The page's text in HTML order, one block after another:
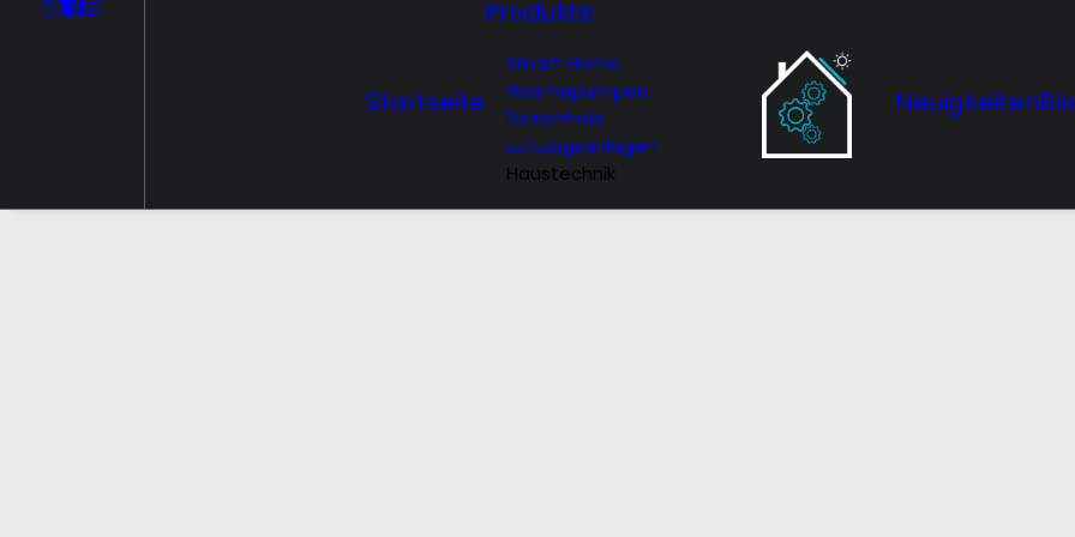
Startseite
Produkte
Smart Home
Wärmepumpen
Dezentrale
Lüftungsanlagen
Haustechnik
Neuigkeiten